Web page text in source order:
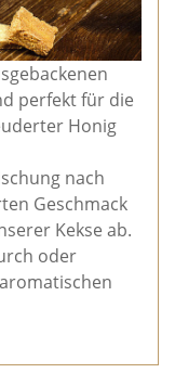
perfekt für die
Honig
nach
Geschmack
Kekse ab.
oder